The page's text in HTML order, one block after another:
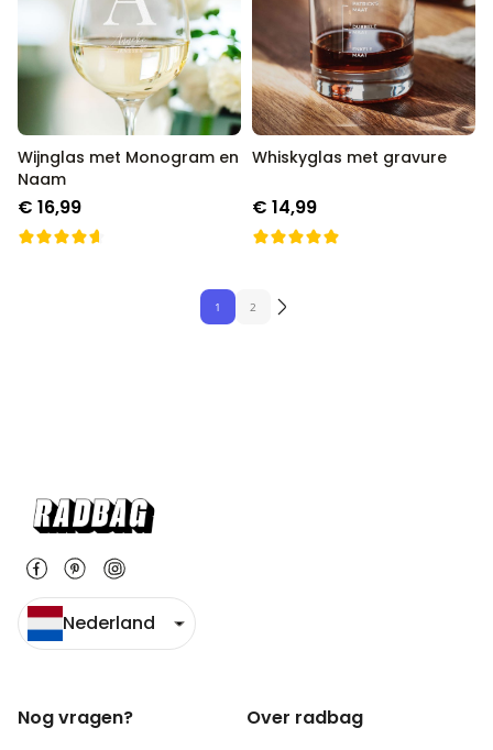
Wijnglas met Monogram en
Naam
€ 16,99
Whiskyglas met gravure
€ 14,99
1 2
Nederland
Nog vragen? Over radbag